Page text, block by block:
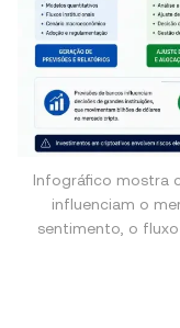
Infográfico mostra
influenciam o
sentimento, o